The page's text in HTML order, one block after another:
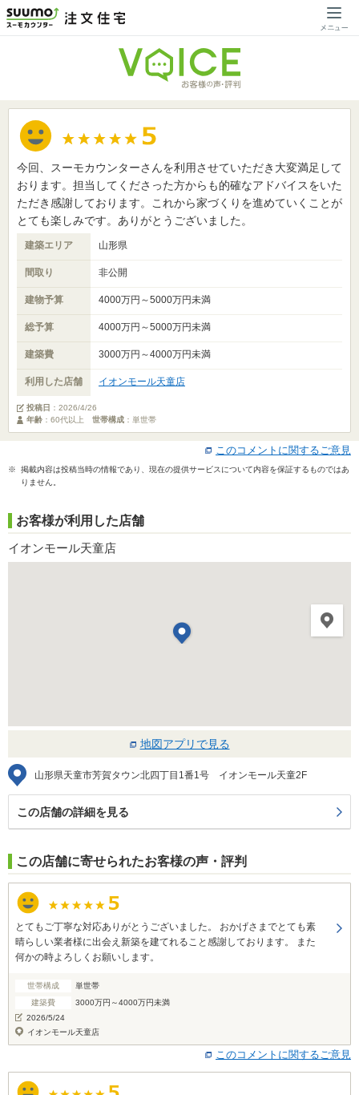
今回、スーモカウンターさんを利用させていただき大変満足して
おります。担当してくださった方からも的確なアドバイスをいた
ただき感謝しております。これから家づくりを進めていくことが
とても楽しみです。ありがとうございました。
建築エリア 山形県
間取り 非公開
建物予算 4000万円～5000万円未満
総予算 4000万円～5000万円未満
建築費 3000万円～4000万円未満
利用した店舗 イオンモール天童店
投稿日 ： 2026/4/26
年齢 ：60代以上 世帯構成 ：単世帯
このコメントに関するご意見
※ 掲載内容は投稿当時の情報であり、現在の提供サービスについて内容を保証するものではあ
りません。
お客様が利用した店舗
イオンモール天童店
地図アプリで見る
山形県天童市芳賀タウン北四丁目1番1号 イオンモール天童2F
この店舗の詳細を見る
この店舗に寄せられたお客様の声・評判
とてもご丁寧な対応ありがとうございました。 おかげさまでとても素
晴らしい業者様に出会え新築を建てれること感謝しております。 また
何かの時よろしくお願いします。
世帯構成
単世帯
建築費
3000万円～4000万円未満
2026/5/24
イオンモール天童店
このコメントに関するご意見